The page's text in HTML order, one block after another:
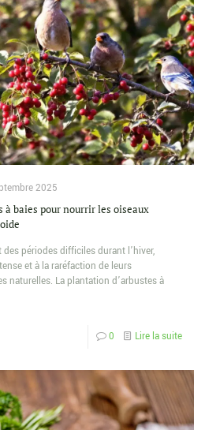
2025
à baies pour nourrir les oiseaux
des périodes difficiles durant l’hiver,
et à la raréfaction de leurs
naturelles. La plantation d’arbustes à
0 Lire la suite